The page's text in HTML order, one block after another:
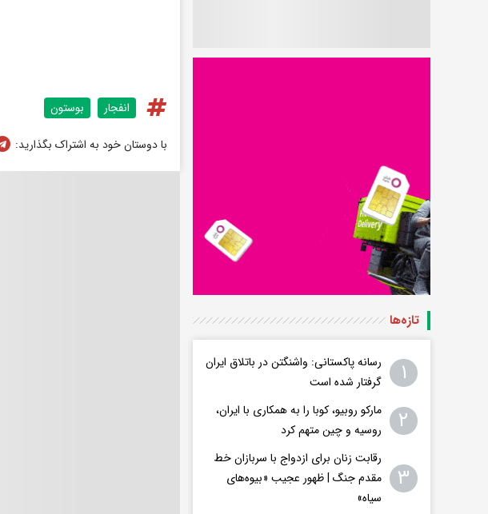
انفجار بوستون
با دوستان خود به اشتراک بگذارید:
تازه‌ها
۱
رسانه پاکستانی: واشنگتن در باتلاق ایران
گرفتار شده است
۲
مارکو روبیو، کوبا را به همکاری با ایران،
روسیه و چین متهم کرد
۳
رقابت زنان برای ازدواج با سربازان خط
مقدم جنگ | ظهور عجیب «بیوه‌های
سیاه»